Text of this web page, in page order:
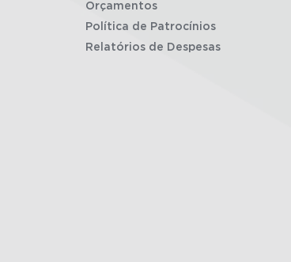
Orçamentos
Política de Patrocínios
Relatórios de Despesas